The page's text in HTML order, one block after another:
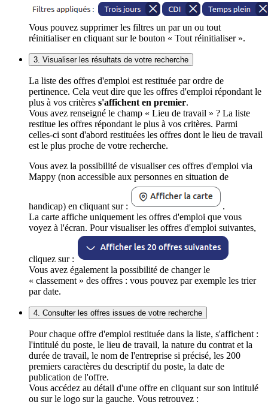
Vous pouvez supprimer les filtres un par un ou tout
réinitialiser en cliquant sur le bouton « Tout réinitialiser ».
3. Visualiser les résultats de votre recherche
La liste des offres d'emploi est restituée par ordre de
pertinence. Cela veut dire que les offres d'emploi répondant le
plus à vos critères s'affichent en premier.
Vous avez renseigné le champ « Lieu de travail » ? La liste
restitue les offres répondant le plus à vos critères. Parmi
celles-ci sont d'abord restituées les offres dont le lieu de travail
est le plus proche de votre recherche.
Vous avez la possibilité de visualiser ces offres d'emploi via
Mappy (non accessible aux personnes en situation de
handicap) en cliquant sur :
.
La carte affiche uniquement les offres d'emploi que vous
voyez à l'écran. Pour visualiser les offres d'emploi suivantes,
cliquez sur :
Vous avez également la possibilité de changer le
« classement » des offres : vous pouvez par exemple les trier
par date.
4. Consulter les offres issues de votre recherche
Pour chaque offre d'emploi restituée dans la liste, s'affichent :
l'intitulé du poste, le lieu de travail, la nature du contrat et la
durée de travail, le nom de l'entreprise si précisé, les 200
premiers caractères du descriptif du poste, la date de
publication de l'offre.
Vous accédez au détail d'une offre en cliquant sur son intitulé
ou sur le logo sur la gauche. Vous retrouvez :